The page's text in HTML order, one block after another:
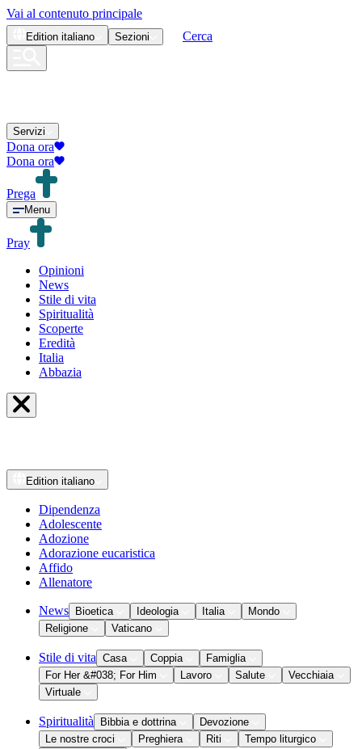
Vai al contenuto principale
Edition italiano Sezioni Cerca
Servizi
Dona ora
Dona ora
Prega
Menu
Pray
Opinioni
News
Stile di vita
Spiritualità
Scoperte
Eredità
Italia
Abbazia
Edition italiano
Dipendenza
Adolescente
Adozione
Adorazione eucaristica
Affido
Allenatore
News Bioetica Ideologia Italia
Mondo
Religione
Vaticano
Stile di vita Casa Coppia
Famiglia
For Her &#038; For Him
Lavoro Salute
Vecchiaia
Virtuale
Spiritualità Bibbia e dottrina
Devozione
Le nostre croci
Preghiera Riti
Tempo liturgico